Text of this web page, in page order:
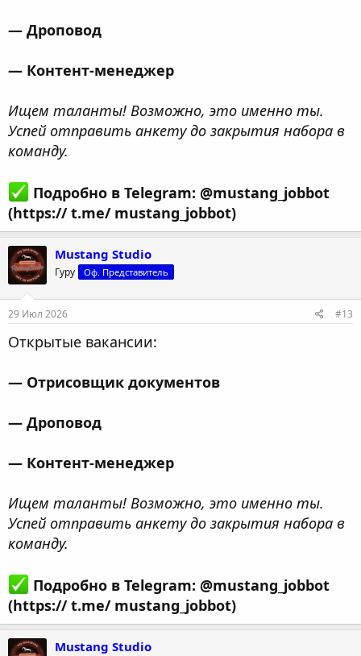
— Дроповод
— Контент-менеджер
Ищем таланты! Возможно, это именно ты.
Успей отправить анкету до закрытия набора в
команду.
Подробно в Telegram: @mustang_jobbot
(https:// t.me/ mustang_jobbot)
Mustang Studio
Гуру Оф. Представитель
29 Июл 2026 #13
Открытые вакансии:
— Отрисовщик документов
— Дроповод
— Контент-менеджер
Ищем таланты! Возможно, это именно ты.
Успей отправить анкету до закрытия набора в
команду.
Подробно в Telegram: @mustang_jobbot
(https:// t.me/ mustang_jobbot)
Mustang Studio